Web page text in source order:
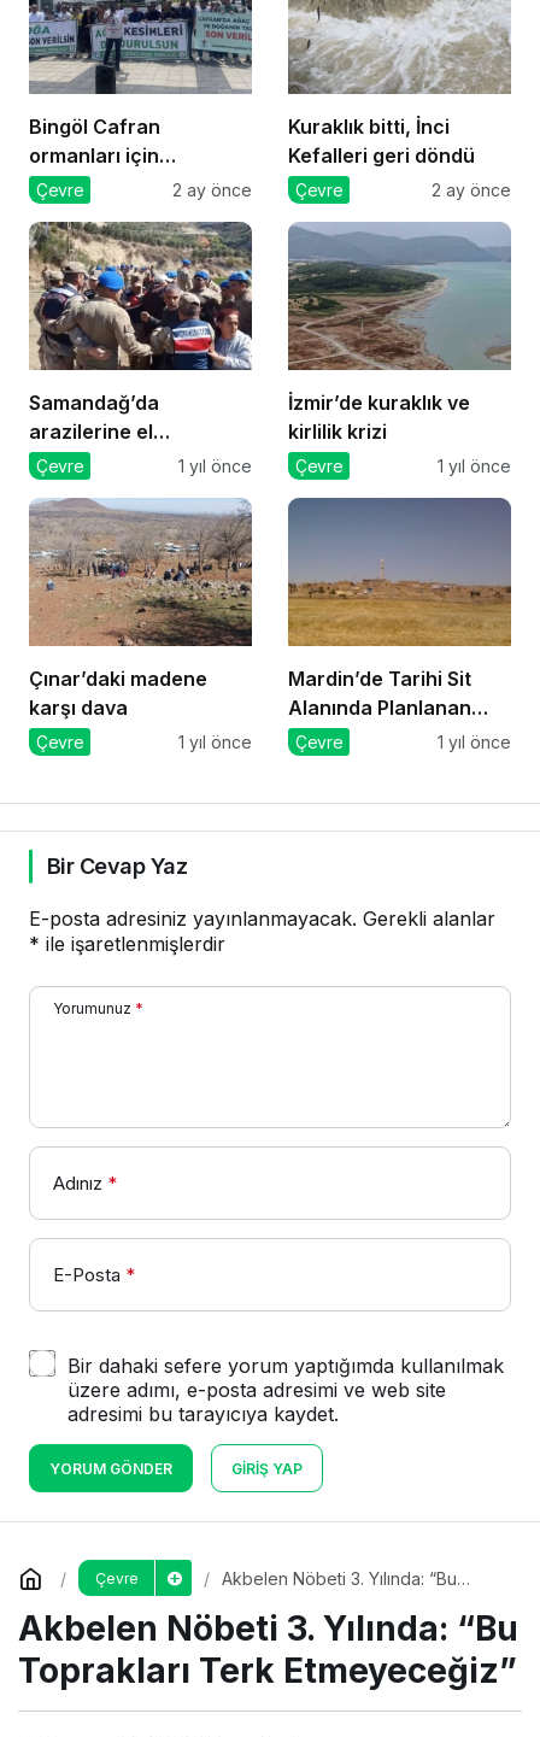
Bingöl Cafran
ormanları için
mücadele
Çevre 2 ay önce
Kuraklık bitti, İnci
Kefalleri geri döndü
Çevre 2 ay önce
Samandağ’da
arazilerine el
konmasına karşı
müdahale etti
Çevre 1 yıl önce
İzmir’de kuraklık ve
kirlilik krizi
Çevre 1 yıl önce
Çınar’daki madene
karşı dava
Çevre 1 yıl önce
Mardin’de Tarihi Sit
Alanında Planlanan
GES Projesi Mahkeme
Çevre 1 yıl önce
Bir Cevap Yaz
E-posta adresiniz yayınlanmayacak. Gerekli alanlar
* ile işaretlenmişlerdir
Yorumunuz *
Adınız *
E-Posta *
Bir dahaki sefere yorum yaptığımda kullanılmak
üzere adımı, e-posta adresimi ve web site
adresimi bu tarayıcıya kaydet.
YORUM GÖNDER GIRIŞ YAP
Çevre
Akbelen Nöbeti 3. Yılında: “Bu
Akbelen Nöbeti 3. Yılında: “Bu
Toprakları Terk Etmeyeceğiz”